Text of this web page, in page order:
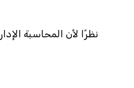
نظرًا لأن المحاسبة